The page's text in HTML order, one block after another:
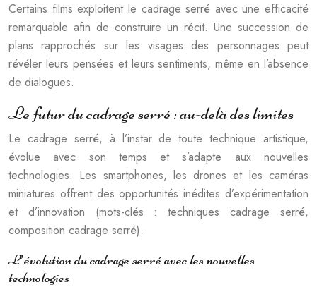
Certains films exploitent le cadrage serré avec une efficacité
remarquable afin de construire un récit. Une succession de
plans rapprochés sur les visages des personnages peut
révéler leurs pensées et leurs sentiments, même en l’absence
de dialogues.
Le futur du cadrage serré : au-delà des limites
Le cadrage serré, à l’instar de toute technique artistique,
évolue avec son temps et s’adapte aux nouvelles
technologies. Les smartphones, les drones et les caméras
miniatures offrent des opportunités inédites d’expérimentation
et d’innovation (mots-clés : techniques cadrage serré,
composition cadrage serré).
L’évolution du cadrage serré avec les nouvelles
technologies